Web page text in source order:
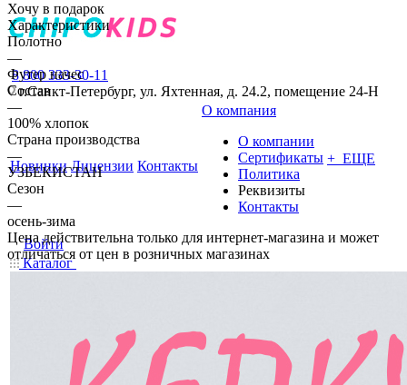
8 800 333-30-11
г.Санкт-Петербург, ул. Яхтенная, д. 24.2, помещение 24-Н
Новинки Лицензии Контакты
О компания
О компании
Сертификаты
Политика
Реквизиты
Контакты
+ ЕЩЕ
Войти
Каталог
Хочу в подарок
Характеристики
Полотно
—
Футер начес
Состав
—
100% хлопок
Страна производства
—
УЗБЕКИСТАН
Сезон
—
осень-зима
Цена действительна только для интернет-магазина и может
отличаться от цен в розничных магазинах